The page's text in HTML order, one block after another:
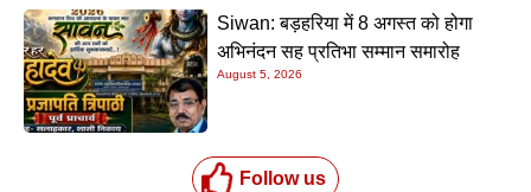
Siwan: बड़हरिया में 8 अगस्त को होगा
अभिनंदन सह प्रतिभा सम्मान समारोह
August 5, 2026
Follow us